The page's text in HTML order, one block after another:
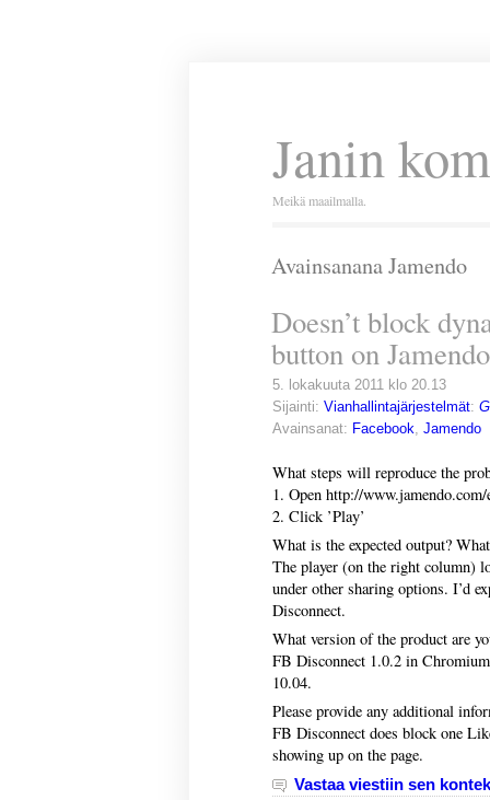
Janin
Meikä maailmalla.
Avainsanana Jamendo
Doesn’t block
button on Jamendo
5. lokakuuta 2011 klo 20.13
Sijainti: Vianhallintajärjestelmät:
Avainsanat: Facebook, Jamendo
What steps will reproduce the
1. Open http://
2. Click ’Play’
What is the expected output?
The player (on the right column)
under other sharing options. I’d
Disconnect.
What version of the product are
FB Disconnect 1.0.2 in
10.04.
Please provide any additional
FB Disconnect does block one
showing up on the page.
Vastaa viestiin sen